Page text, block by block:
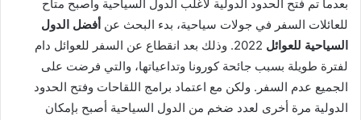
بعدما تم فتح الحدود الدولية لأغلب الدول السياحية وأصبح متاح
للعائلات السفر في جولات سياحية، بدء البحث عن أفضل الدول
السياحية للعوائل
2022. وذلك بعد انقطاع عن السفر للعوائل دام
لفترة طويلة بسبب جائحة كورونا وتداعياتها، والتي فرضت على
الجميع عدم السفر. ولكن مع اعتماد برامج اللقاحات وفتح الحدود
الدولية مرة أخرى لعدد ضخم من الدول السياحية أصبح بإمكان